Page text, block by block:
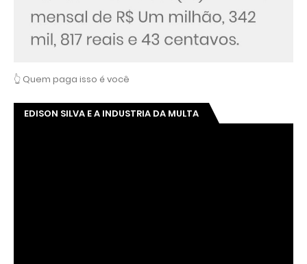
👆 Quem paga isso é você
EDISON SILVA E A INDUSTRIA DA MULTA